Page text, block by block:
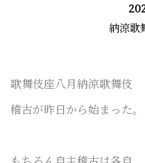
納涼歌
歌舞伎座八月納涼歌舞伎
稽古が昨日から始まった。